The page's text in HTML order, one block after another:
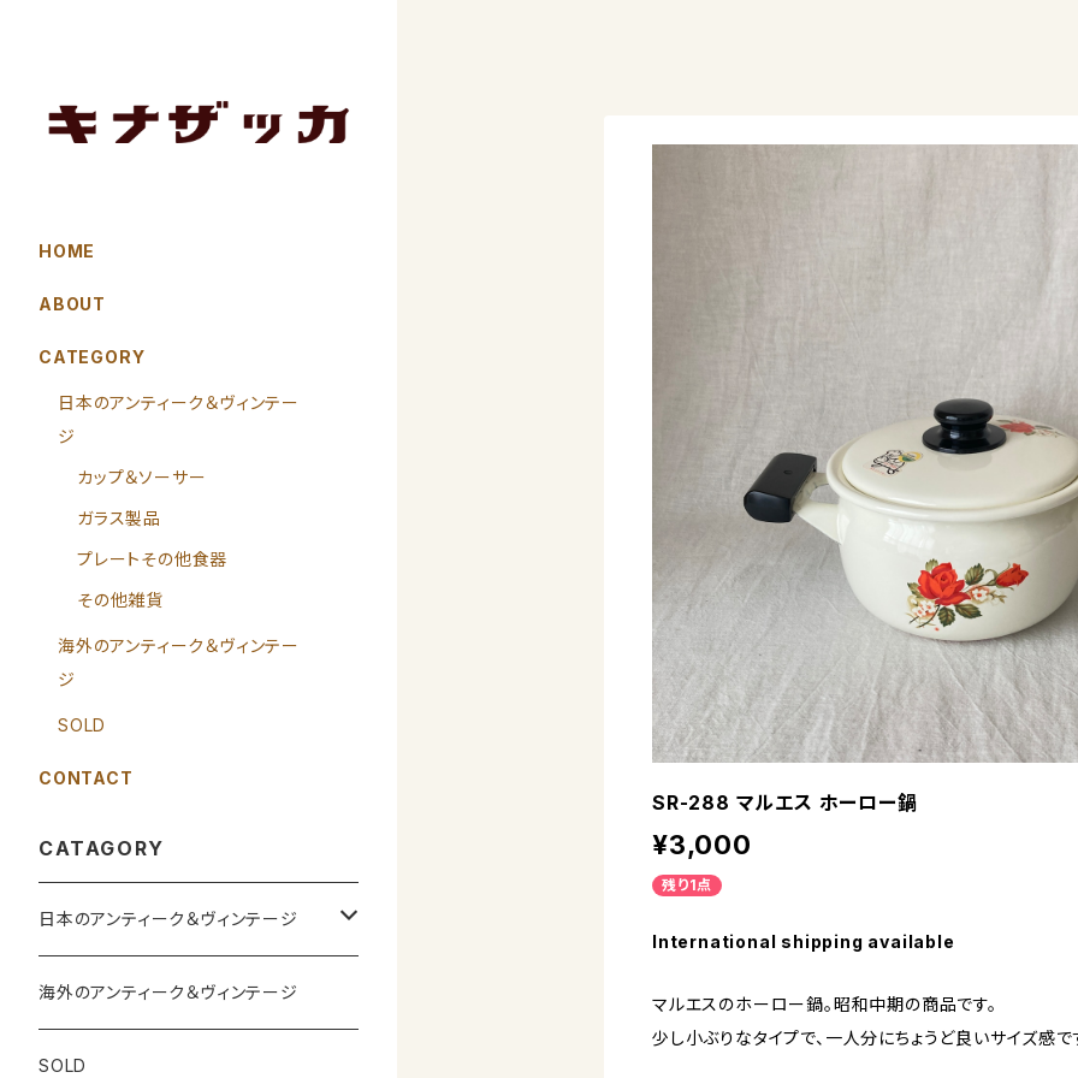
SR-288 マルエス ホーロー鍋
¥3,000
残り1点
International shipping available
マルエスのホーロー鍋。昭和中期の商品です。
少し小ぶりなタイプで、一人分にちょうど良いサイズ感で
HOME
ABOUT
CATEGORY
日本のアンティーク＆ヴィンテー
ジ
カップ＆ソーサー
ガラス製品
プレートその他食器
その他雑貨
海外のアンティーク＆ヴィンテー
ジ
SOLD
CONTACT
CATAGORY
日本のアンティーク＆ヴィンテージ
カップ＆ソーサー
ガラス製品
海外のアンティーク＆ヴィンテージ
SOLD